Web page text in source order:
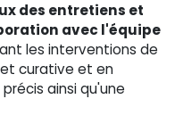
des entretiens et
avec l'équipe
les interventions de
curative et en
ainsi qu'une